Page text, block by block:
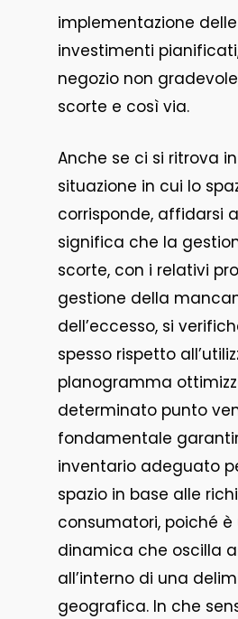
implementazione
investimenti
negozio non
scorte e così via.
Anche se ci si ritrova
situazione in cui lo
corrisponde, affidarsi
significa che la
scorte, con i relativi
gestione della
dell’eccesso, si
spesso rispetto
planogramma
determinato punto
fondamentale
inventario adeguato
spazio in base alle
consumatori, poiché è
dinamica che oscilla
all’interno di una
geografica. In che